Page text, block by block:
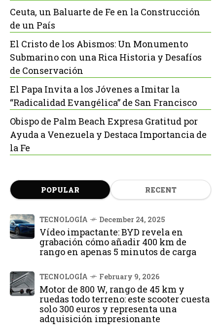
Ceuta, un Baluarte de Fe en la Construcción
de un País
El Cristo de los Abismos: Un Monumento
Submarino con una Rica Historia y Desafíos
de Conservación
El Papa Invita a los Jóvenes a Imitar la
“Radicalidad Evangélica” de San Francisco
Obispo de Palm Beach Expresa Gratitud por
Ayuda a Venezuela y Destaca Importancia de
la Fe
POPULAR RECENT
TECNOLOGÍA December 24, 2025
Vídeo impactante: BYD revela en
grabación cómo añadir 400 km de
rango en apenas 5 minutos de carga
TECNOLOGÍA February 9, 2026
Motor de 800 W, rango de 45 km y
ruedas todo terreno: este scooter cuesta
solo 300 euros y representa una
adquisición impresionante